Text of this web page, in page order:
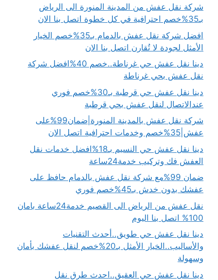
شركة نقل عفش من المدينة المنورة الى الرياض
بـ35%خصم احترافية في كل خطوة اتصل بنا الان
افضل شركة نقل عفش بالدمام بـ35%خصم الخيار
الأمثل لجودة لا تُقارن اتصل بنا الان
دينا نقل عفش حي غرناطة..خصم 40%افضل شركة
نقل عفش بحي غرناطة
دينا نقل عفش حي قرطبة بـ30%خصم فوري
عندالاتصال لنقل عفش بحي قرطبة
شركة نقل عفش بالمدينة المنورة|ضمان99%على
عفش|35%خصم وخدمات احترافية اتصل الان
دينا نقل عفش حي النسيم بـ18%افضل خدمات نقل
العفش فك وتركيب خدمة24ساعة
ضمان 99%مع شركة نقل عفش بالدمام حافظ على
عفشك بدون خدش بـ45%خصم فوري
نقل عفش من الرياض الى القصيم خدمة24ساعة بامان
100% اتصل بنا اليوم
دينا نقل عفش حي طويق..أحدث التقنيات
والأساليب..الخيار الأمثل بـ20%خصم لنقل عفشك بأمان
وسهولة
دينا نقل عفش حي العقيق..احدث طرق نقل